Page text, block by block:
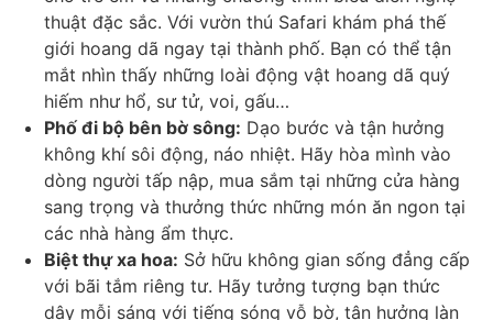
thuật đặc sắc. Với vườn thú Safari khám phá thế
giới hoang dã ngay tại thành phố. Bạn có thể tận
mắt nhìn thấy những loài động vật hoang dã quý
hiếm như hổ, sư tử, voi, gấu…
Phố đi bộ bên bờ sông: Dạo bước và tận hưởng
không khí sôi động, náo nhiệt. Hãy hòa mình vào
dòng người tấp nập, mua sắm tại những cửa hàng
sang trọng và thưởng thức những món ăn ngon tại
các nhà hàng ẩm thực.
Biệt thự xa hoa: Sở hữu không gian sống đẳng cấp
với bãi tắm riêng tư. Hãy tưởng tượng bạn thức
dậy mỗi sáng với tiếng sóng vỗ bờ, tận hưởng làn